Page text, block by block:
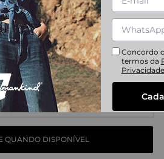
Concordo
termos da
Privacidade